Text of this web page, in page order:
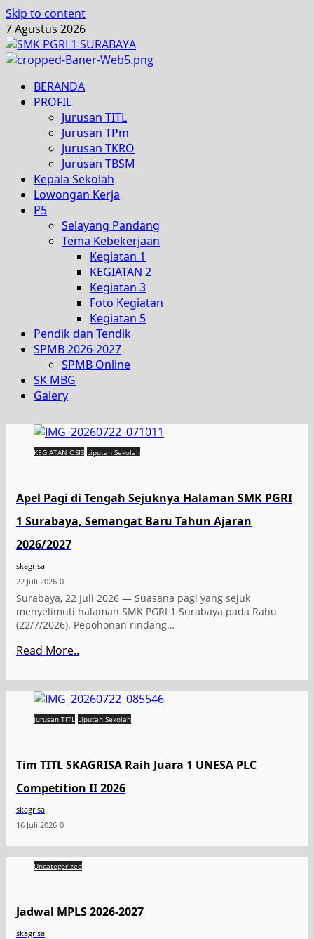
Skip to content
7 Agustus 2026
BERANDA
PROFIL
Jurusan TITL
Jurusan TPm
Jurusan TKRO
Jurusan TBSM
Kepala Sekolah
Lowongan Kerja
P5
Selayang Pandang
Tema Kebekerjaan
Kegiatan 1
KEGIATAN 2
Kegiatan 3
Foto Kegiatan
Kegiatan 5
Pendik dan Tendik
SPMB 2026-2027
SPMB Online
SK MBG
Galery
KEGIATAN OSIS Liputan Sekolah
Apel Pagi di Tengah Sejuknya Halaman SMK PGRI
1 Surabaya, Semangat Baru Tahun Ajaran
2026/2027
skagrisa
22 Juli 2026 0
Surabaya, 22 Juli 2026 — Suasana pagi yang sejuk
menyelimuti halaman SMK PGRI 1 Surabaya pada Rabu
(22/7/2026). Pepohonan rindang…
Read More..
Jurusan TITL Liputan Sekolah
Tim TITL SKAGRISA Raih Juara 1 UNESA PLC
Competition II 2026
skagrisa
16 Juli 2026 0
Uncategorized
Jadwal MPLS 2026-2027
skagrisa